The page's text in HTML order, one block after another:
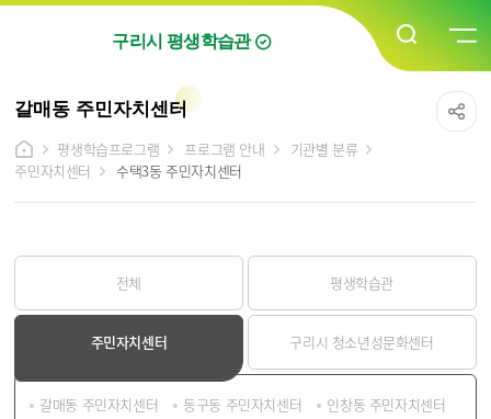
구리시 평생학습관
갈매동 주민자치센터
평생학습프로그램
프로그램 안내
기관별 분류
주민자치센터
수택3동 주민자치센터
전체 평생학습관
주민자치센터
갈매동 주민자치센터 동구동 주민자치센터
인창동 주민자치센터
구리시 청소년성문화센터